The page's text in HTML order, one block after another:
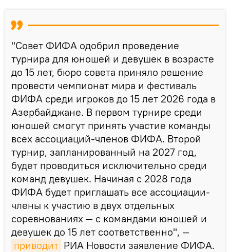
"Совет ФИФА одобрил проведение
турнира для юношей и девушек в возрасте
до 15 лет, бюро совета приняло решение
провести чемпионат мира и фестиваль
ФИФА среди игроков до 15 лет 2026 года в
Азербайджане. В первом турнире среди
юношей смогут принять участие команды
всех ассоциаций-членов ФИФА. Второй
турнир, запланированный на 2027 год,
будет проводиться исключительно среди
команд девушек. Начиная с 2028 года
ФИФА будет приглашать все ассоциации-
члены к участию в двух отдельных
соревнованиях — с командами юношей и
девушек до 15 лет соответственно", —
приводит РИА Новости заявление ФИФА.